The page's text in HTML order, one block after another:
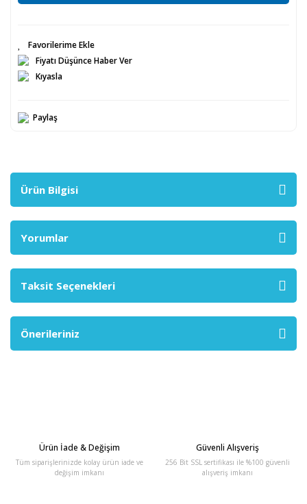
Fiyatı Düşünce Haber Ver
Kıyasla
Paylaş
Ürün Bilgisi
Yorumlar
Taksit Seçenekleri
Önerileriniz
Ürün İade & Değişim
Tüm siparişlerinizde kolay ürün iade ve
değişim imkanı
Güvenli Alışveriş
256 Bit SSL sertifikası ile %100 güvenli
alışveriş imkanı